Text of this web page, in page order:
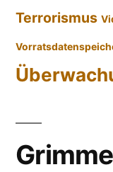
Terrorismus